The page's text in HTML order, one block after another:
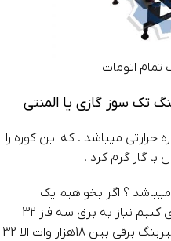
اتومات
تک سوز گازی یا المنتی
میباشد . که این کوره را
با گاز گرم کرد .
؟ اگر بخواهیم یک
دستگاه شیرینگ پک را با برق را اندازی کنیم نیاز به برق سه فاز 32
امپری داریم و مصرف برق دستگاه شیرینگ برقی بین 18هزار وات الا 32